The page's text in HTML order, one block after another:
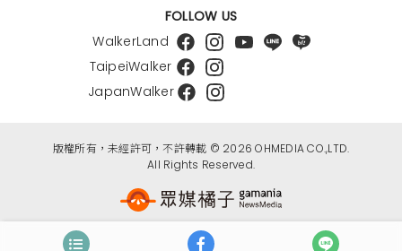
FOLLOW US
WalkerLand
TaipeiWalker
JapanWalker
版權所有，未經許可，不許轉載 © 2026 OHMEDIA CO.,LTD.
All Rights Reserved.